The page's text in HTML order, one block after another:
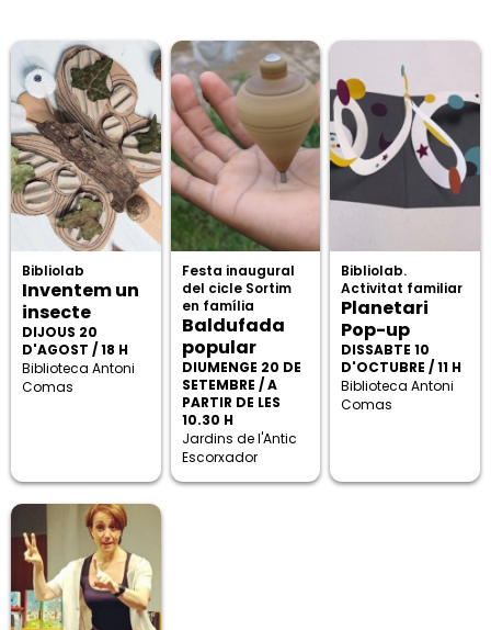
Bibliolab
Inventem un
insecte
DIJOUS 20
D'AGOST / 18 H
Biblioteca Antoni
Comas
Festa inaugural
del cicle Sortim
en família
Baldufada
popular
DIUMENGE 20 DE
SETEMBRE / A
PARTIR DE LES
10.30 H
Jardins de l'Antic
Escorxador
Bibliolab.
Activitat familiar
Planetari
Pop-up
DISSABTE 10
D'OCTUBRE / 11 H
Biblioteca Antoni
Comas